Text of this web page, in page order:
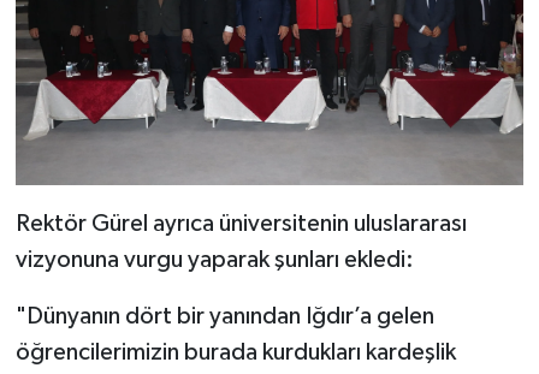
Rektör Gürel ayrıca üniversitenin uluslararası
vizyonuna vurgu yaparak şunları ekledi:
"Dünyanın dört bir yanından Iğdır’a gelen
öğrencilerimizin burada kurdukları kardeşlik